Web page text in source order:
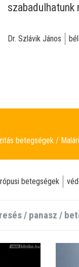
szabadulhatunk
Dr. Szlávik János
betegségek
betegségek